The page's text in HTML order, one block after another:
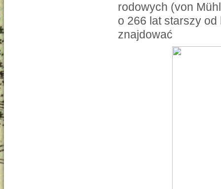
rodowych (von
o 266 lat starszy
znajdować